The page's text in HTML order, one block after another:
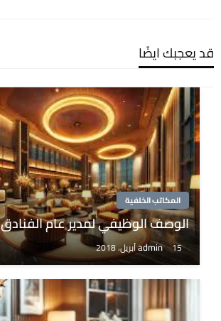
قد يعجبك ايضًا
المكاتب الخلفية
الوصف الوظيفي لمدير عام الفنادق
admin 15 أبريل، 2018